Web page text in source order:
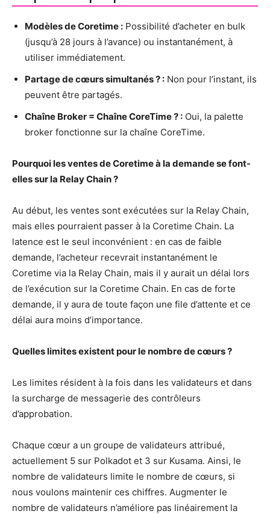
Modèles de Coretime : Possibilité d’acheter en bulk
(jusqu’à 28 jours à l’avance) ou instantanément, à
utiliser immédiatement.
Partage de cœurs simultanés ? : Non pour l’instant, ils
peuvent être partagés.
Chaîne Broker = Chaîne CoreTime ? : Oui, la palette
broker fonctionne sur la chaîne CoreTime.
Pourquoi les ventes de Coretime à la demande se font-
elles sur la Relay Chain ?
Au début, les ventes sont exécutées sur la Relay Chain,
mais elles pourraient passer à la Coretime Chain. La
latence est le seul inconvénient : en cas de faible
demande, l’acheteur recevrait instantanément le
Coretime via la Relay Chain, mais il y aurait un délai lors
de l’exécution sur la Coretime Chain. En cas de forte
demande, il y aura de toute façon une file d’attente et ce
délai aura moins d’importance.
Quelles limites existent pour le nombre de cœurs ?
Les limites résident à la fois dans les validateurs et dans
la surcharge de messagerie des contrôleurs
d’approbation.
Chaque cœur a un groupe de validateurs attribué,
actuellement 5 sur Polkadot et 3 sur Kusama. Ainsi, le
nombre de validateurs limite le nombre de cœurs, si
nous voulons maintenir ces chiffres. Augmenter le
nombre de validateurs n’améliore pas linéairement la